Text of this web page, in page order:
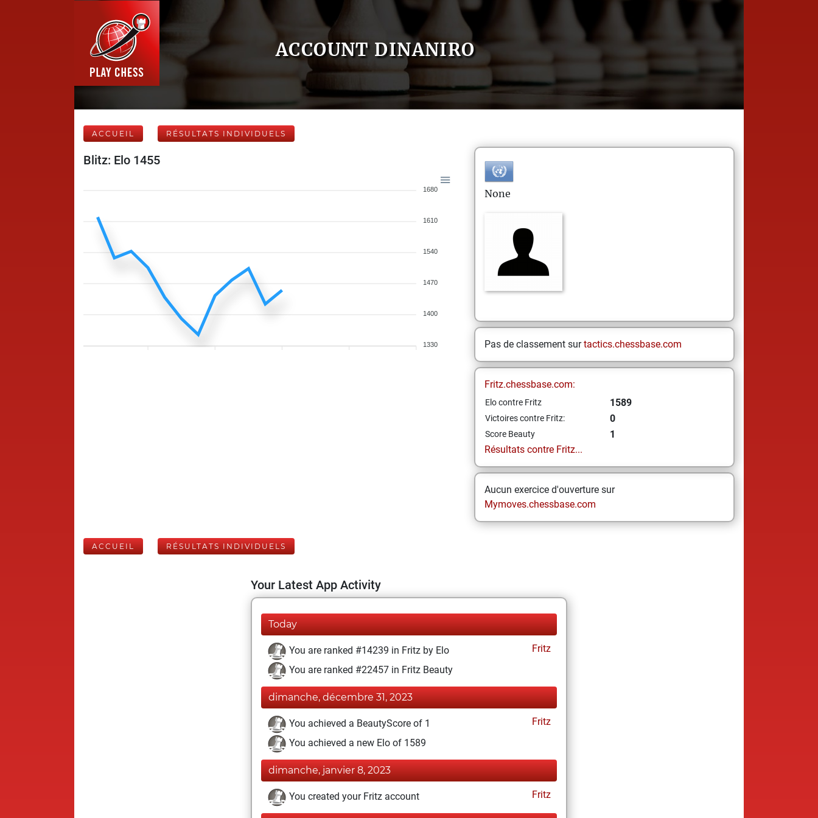
ACCOUNT DINANIRO
ACCUEIL RÉSULTATS INDIVIDUELS
Blitz: Elo 1455
1680
1610
1540
1470
1400
1330
None
Pas de classement surtactics.chessbase.com
Fritz.chessbase.com:
Elo contre Fritz 1589
Victoires contre Fritz: 0
Score Beauty
1
Résultats contre Fritz...
Aucun exercice d'ouverture sur
Mymoves.chessbase.com
ACCUEIL RÉSULTATS INDIVIDUELS
Your Latest App Activity
Today
You are ranked #14239 in Fritz by Elo
Fritz
You are ranked #22457 in Fritz Beauty
dimanche, décembre 31, 2023
You achieved a BeautyScore of 1
Fritz
You achieved a new Elo of 1589
dimanche, janvier 8, 2023
You created your Fritz account Fritz